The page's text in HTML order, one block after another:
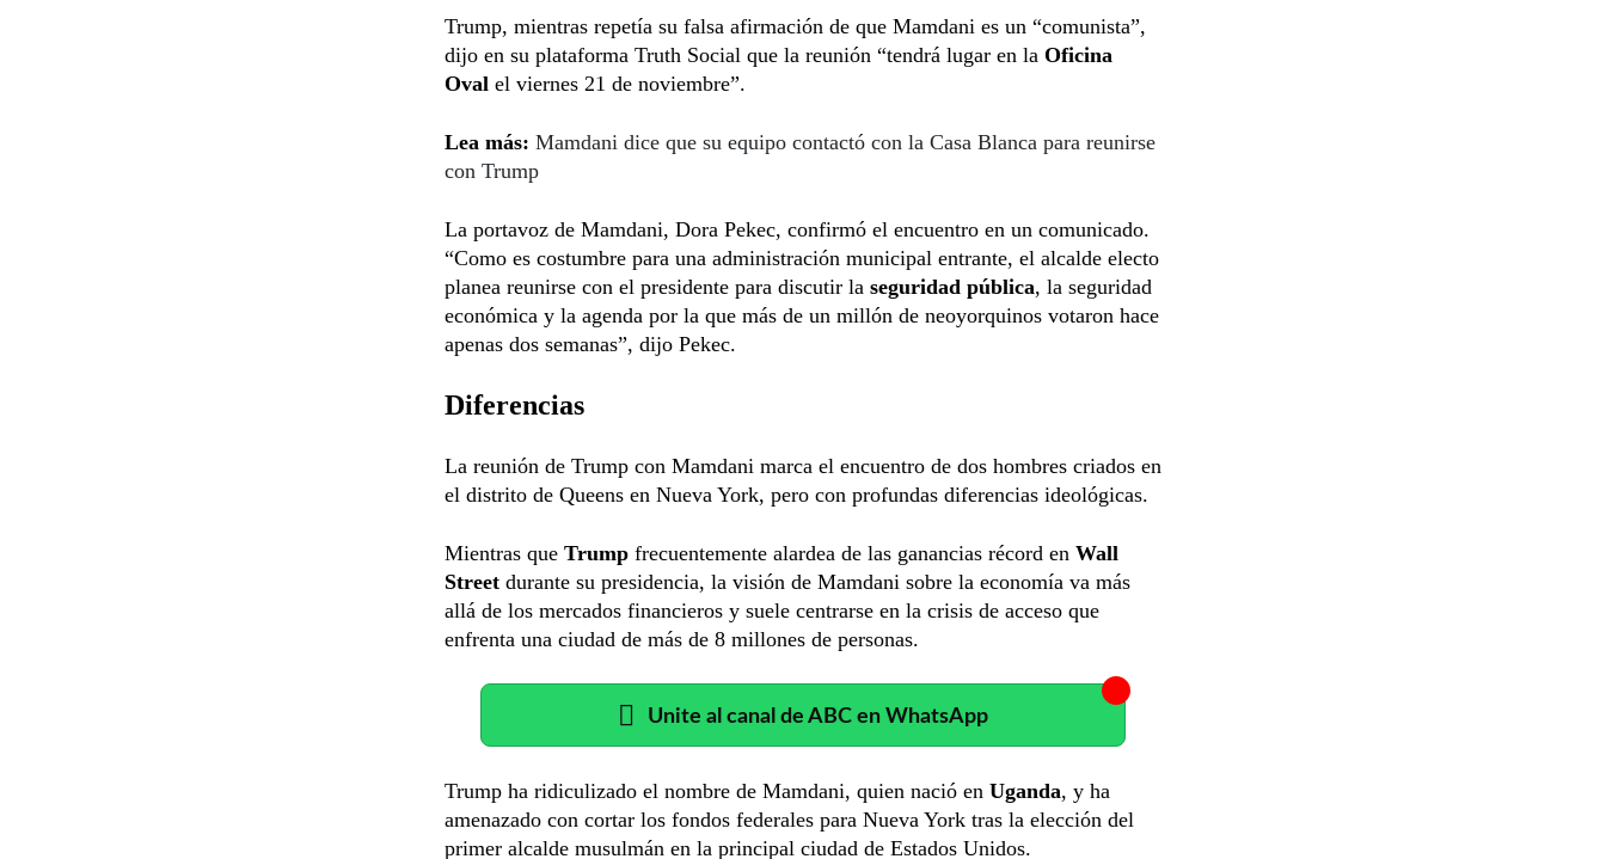
Trump, mientras repetía su falsa afirmación de que Mamdani es un “comunista”,
dijo en su plataforma Truth Social que la reunión “tendrá lugar en la Oficina
Oval el viernes 21 de noviembre”.
Lea más: Mamdani dice que su equipo contactó con la Casa Blanca para reunirse
con Trump
La portavoz de Mamdani, Dora Pekec, confirmó el encuentro en un comunicado.
“Como es costumbre para una administración municipal entrante, el alcalde electo
planea reunirse con el presidente para discutir la seguridad pública, la seguridad
económica y la agenda por la que más de un millón de neoyorquinos votaron hace
apenas dos semanas”, dijo Pekec.
Diferencias
La reunión de Trump con Mamdani marca el encuentro de dos hombres criados en
el distrito de Queens en Nueva York, pero con profundas diferencias ideológicas.
Mientras que Trump frecuentemente alardea de las ganancias récord en Wall
Street durante su presidencia, la visión de Mamdani sobre la economía va más
allá de los mercados financieros y suele centrarse en la crisis de acceso que
enfrenta una ciudad de más de 8 millones de personas.
Unite al canal de ABC en WhatsApp
Trump ha ridiculizado el nombre de Mamdani, quien nació en Uganda, y ha
amenazado con cortar los fondos federales para Nueva York tras la elección del
primer alcalde musulmán en la principal ciudad de Estados Unidos.